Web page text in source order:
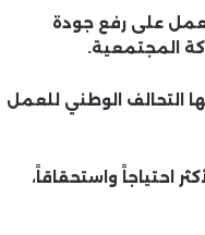
على رفع جودة
المجتمعية.
التحالف الوطني للعمل
احتياجاً واستحقاقاً،